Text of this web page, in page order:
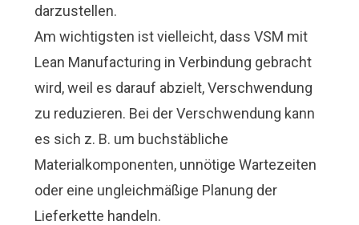
darzustellen.
Am wichtigsten ist vielleicht, dass VSM mit
Lean Manufacturing in Verbindung gebracht
wird, weil es darauf abzielt, Verschwendung
zu reduzieren. Bei der Verschwendung kann
es sich z. B. um buchstäbliche
Materialkomponenten, unnötige Wartezeiten
oder eine ungleichmäßige Planung der
Lieferkette handeln.